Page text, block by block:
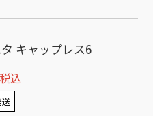
キャップレス6
税込